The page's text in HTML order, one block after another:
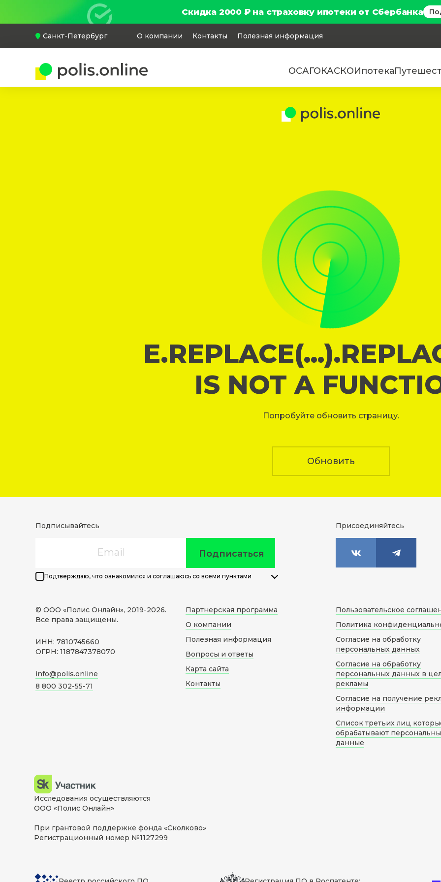
Скидка 2000 ₽ на страховку ипотеки от Сбербанка
Санкт-Петербург О компании Контакты Полезная информация
ОСАГОКАСКОИпотека
IS NOT A
Попробуйте обновить страницу.
Обновить
Подписывайтесь
Подписаться
Подтверждаю, что ознакомился и соглашаюсь со всеми пунктами
Присоединяйтесь
© ООО «Полис Онлайн», 2019-2026.
Все права защищены.
ИНН: 7810745660
ОГРН: 1187847378070
info@polis.online
8 800 302-55-71
Партнерская программа
О компании
Полезная информация
Вопросы и ответы
Карта сайта
Контакты
Пользовательское
Политика
Согласие на обработку
персональных данных
Согласие на обработку
персональных данных в
рекламы
Согласие на получение
информации
Список третьих лиц
обрабатывают
данные
Исследования осуществляются
ООО «Полис Онлайн»
При грантовой поддержке фонда «Сколково»
Регистрационный номер №1127299